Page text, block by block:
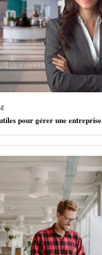
pour gérer une entreprise